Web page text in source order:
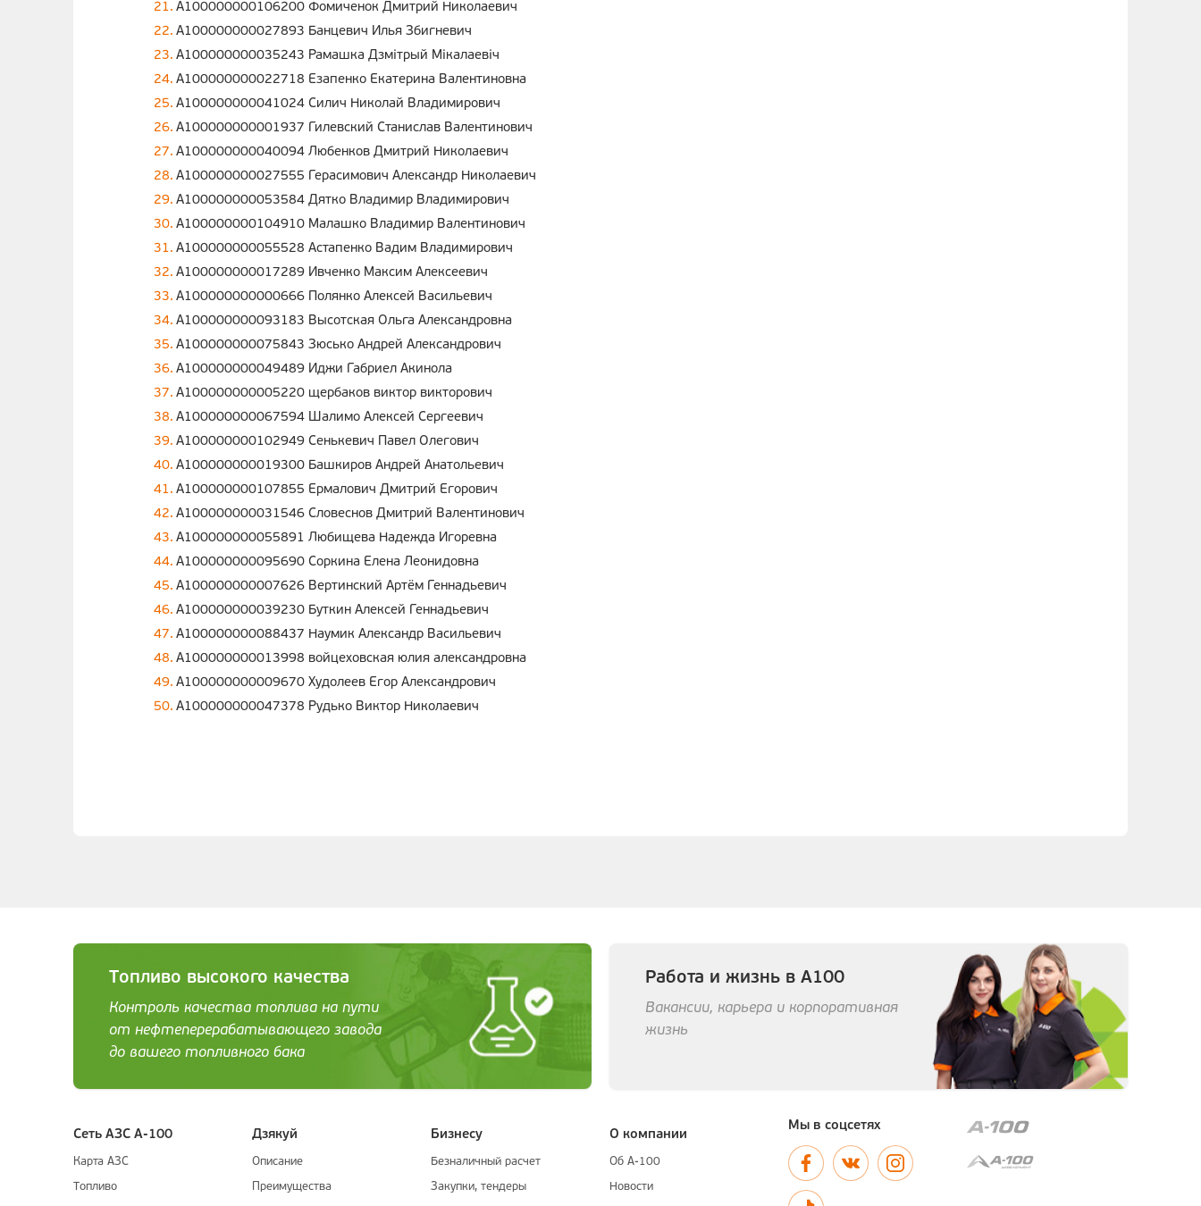
A100000000106200 Фомиченок Дмитрий Николаевич
A100000000027893 Банцевич Илья Збигневич
A100000000035243 Рамашка Дзмітрый Мікалаевіч
A100000000022718 Езапенко Екатерина Валентиновна
A100000000041024 Силич Николай Владимирович
A100000000001937 Гилевский Станислав Валентинович
A100000000040094 Любенков Дмитрий Николаевич
A100000000027555 Герасимович Александр Николаевич
A100000000053584 Дятко Владимир Владимирович
A100000000104910 Малашко Владимир Валентинович
A100000000055528 Астапенко Вадим Владимирович
A100000000017289 Ивченко Максим Алексеевич
A100000000000666 Полянко Алексей Васильевич
A100000000093183 Высотская Ольга Александровна
A100000000075843 Зюсько Андрей Александрович
A100000000049489 Иджи Габриел Акинола
A100000000005220 щербаков виктор викторович
A100000000067594 Шалимо Алексей Сергеевич
A100000000102949 Сенькевич Павел Олегович
A100000000019300 Башкиров Андрей Анатольевич
A100000000107855 Ермалович Дмитрий Егорович
A100000000031546 Словеснов Дмитрий Валентинович
A100000000055891 Любищева Надежда Игоревна
A100000000095690 Соркина Елена Леонидовна
A100000000007626 Вертинский Артём Геннадьевич
A100000000039230 Буткин Алексей Геннадьевич
A100000000088437 Наумик Александр Васильевич
A100000000013998 войцеховская юлия александровна
A100000000009670 Худолеев Егор Александрович
A100000000047378 Рудько Виктор Николаевич
Топливо высокого качества
Контроль качества топлива на пути
от нефтеперерабатывающего завода
до вашего топливного бака
Работа и жизнь в А100
Вакансии, карьера и корпоративная
жизнь
Сеть АЗС А-100
Карта АЗС
Топливо
Дзякуй
Описание
Преимущества
Бизнесу
Безналичный расчет
Закупки, тендеры
О компании
Об А-100
Новости
Мы в соцсетях